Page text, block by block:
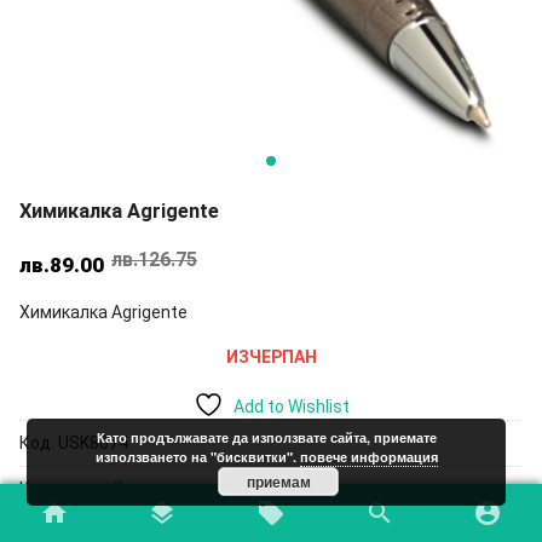
home layers local_offer search account_circle
Химикалка Agrigente
лв.126.75Original
лв.89.00
Текущата
Химикалка Agrigente
ИЗЧЕРПАН
Add to Wishlist
Код: USK8074
Категории:Луксозни идеи Луксозни химикалки
Като продължавате да използвате сайта, приемате
използването на "бисквитки". повече информация
приемам